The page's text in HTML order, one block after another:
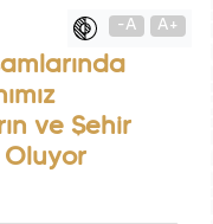
-A A+
ve Şehir
Oluyor